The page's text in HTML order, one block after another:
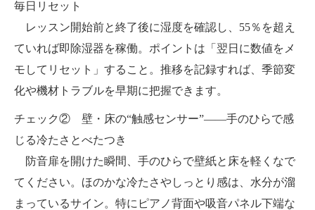
毎日リセット
レッスン開始前と終了後に湿度を確認し、55％を超え
ていれば即除湿器を稼働。ポイントは「翌日に数値をメ
モしてリセット」すること。推移を記録すれば、季節変
化や機材トラブルを早期に把握できます。
チェック② 壁・床の“触感センサー”——手のひらで感
じる冷たさとべたつき
防音扉を開けた瞬間、手のひらで壁紙と床を軽くなで
てください。ほのかな冷たさやしっとり感は、水分が溜
まっているサイン。特にピアノ背面や吸音パネル下端な